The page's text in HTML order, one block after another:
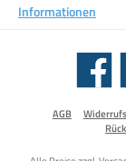
Informationen
Facebook
AGB